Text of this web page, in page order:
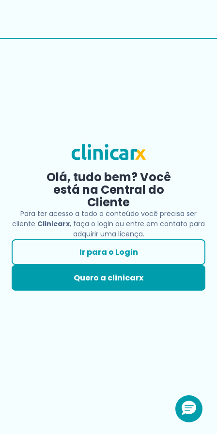
Olá, tudo bem? Você
está na Central do
Cliente
Para ter acesso a todo o conteúdo você precisa ser
cliente Clinicarx, faça o login ou entre em contato para
adquirir uma licença.
Ir para o Login
Quero a clinicarx